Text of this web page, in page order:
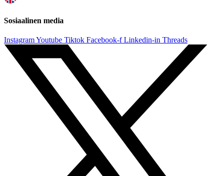
Sosiaalinen media
InstagramYoutube Tiktok Facebook-f Linkedin-in Threads